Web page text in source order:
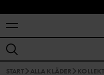
START ALLA KLÄDER